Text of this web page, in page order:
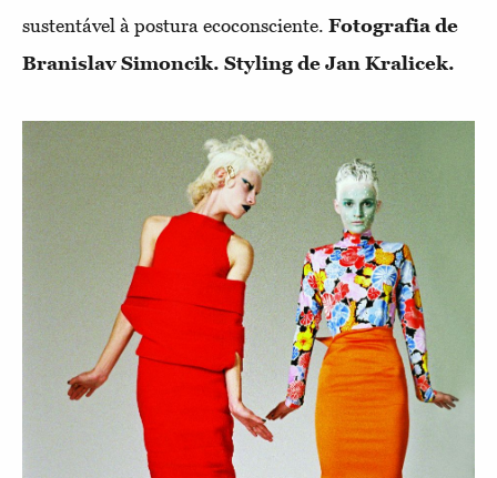
sustentável à postura ecoconsciente. Fotografia de
Branislav Simoncik. Styling de Jan Kralicek.